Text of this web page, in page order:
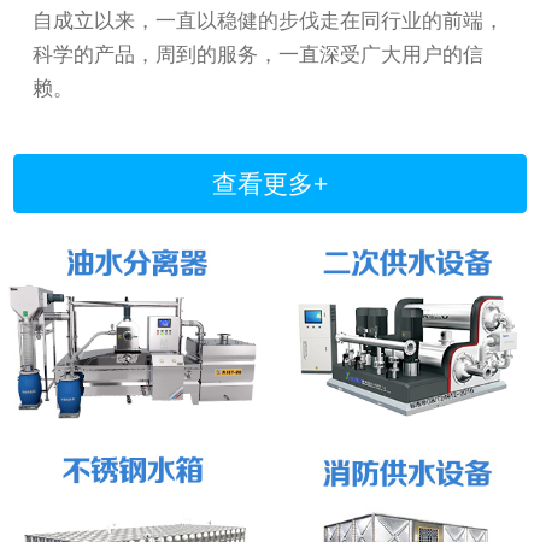
自成立以来，一直以稳健的步伐走在同行业的前端，
科学的产品，周到的服务，一直深受广大用户的信
赖。
查看更多+